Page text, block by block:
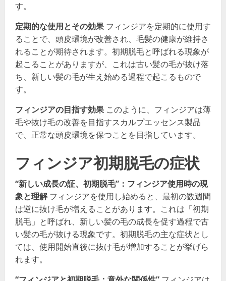
す。
定期的な使用とその効果 フィンジアを定期的に使用す
ることで、頭皮環境が改善され、毛髪の健康が維持さ
れることが期待されます。初期脱毛と呼ばれる現象が
起こることがありますが、これは古い髪の毛が抜け落
ち、新しい髪の毛が生え始める過程で起こるもので
す。
フィンジアの目指す効果 このように、フィンジアは薄
毛や抜け毛の改善を目指すスカルプエッセンス製品
で、正常な頭皮環境を保つことを目指しています。
フィンジア初期脱毛の症状
“新しい成長の証、初期脱毛”：フィンジア使用時の現
象と理解フィンジアを使用し始めると、最初の数週間
は逆に抜け毛が増えることがあります。これは「初期
脱毛」と呼ばれ、新しい髪の毛の成長を促す過程で古
い髪の毛が抜ける現象です。初期脱毛の主な症状とし
ては、使用開始直後に抜け毛が増加することが挙げら
れます。